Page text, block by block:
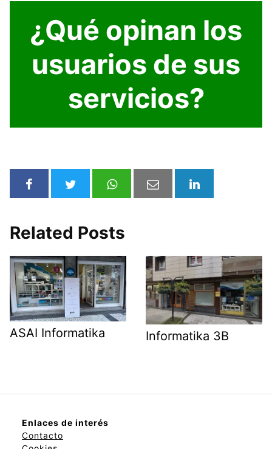
¿Qué opinan los
usuarios de sus
servicios?
Related Posts
ASAI Informatika Informatika 3B
Enlaces de interés
Contacto